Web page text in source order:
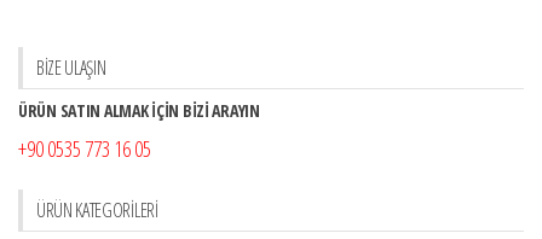
BİZE ULAŞIN
ÜRÜN SATIN ALMAK İÇİN BİZİ ARAYIN
+90 0535 773 16 05
ÜRÜN KATEGORILERI